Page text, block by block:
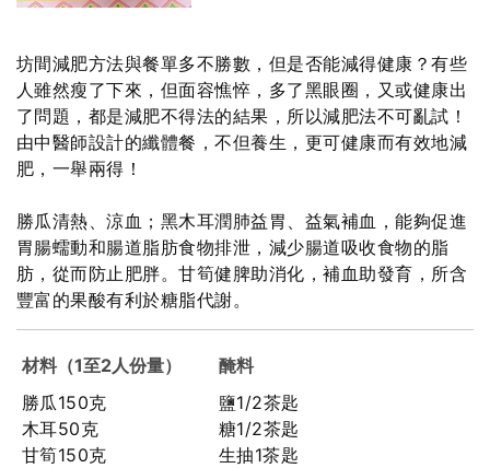
坊間減肥方法與餐單多不勝數，但是否能減得健康？有些
人雖然瘦了下來，但面容憔悴，多了黑眼圈，又或健康出
了問題，都是減肥不得法的結果，所以減肥法不可亂試！
由中醫師設計的纖體餐，不但養生，更可健康而有效地減
肥，一舉兩得！
勝瓜清熱、涼血；黑木耳潤肺益胃、益氣補血，能夠促進
胃腸蠕動和腸道脂肪食物排泄，減少腸道吸收食物的脂
肪，從而防止肥胖。甘筍健脾助消化，補血助發育，所含
豐富的果酸有利於糖脂代謝。
材料（1至2人份量）
醃料
勝瓜150克
木耳50克
甘筍150克
鹽1/2茶匙
糖1/2茶匙
生抽1茶匙